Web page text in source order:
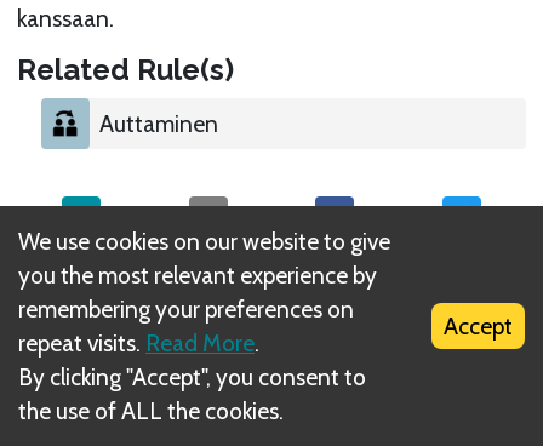
kanssaan.
Related Rule(s)
Auttaminen
What is DIZED Rules?
We use cookies on our website to give
you the most relevant experience by
remembering your preferences on
repeat visits. Read More.
By clicking "Accept", you consent to
the use of ALL the cookies.
Accept